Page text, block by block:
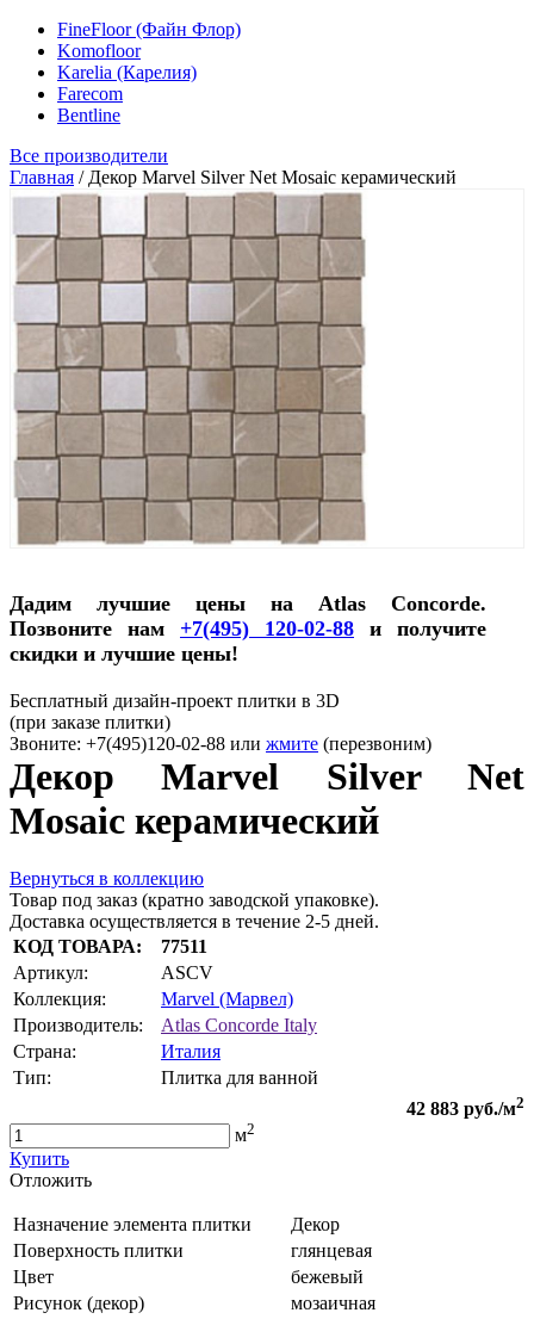
FineFloor (Файн Флор)
Komofloor
Karelia (Карелия)
Farecom
Bentline
Все производители
Главная / Декор Marvel Silver Net Mosaic керамический
Дадим лучшие цены на Atlas Concorde.
Позвоните нам +7(495) 120-02-88 и получите
скидки и лучшие цены!
Бесплатный дизайн-проект плитки в 3D
(при заказе плитки)
Звоните: +7(495)120-02-88 или жмите (перезвоним)
Декор Marvel Silver Net
Mosaic керамический
Вернуться в коллекцию
Товар под заказ (кратно заводской упаковке).
Доставка осуществляется в течение 2-5 дней.
КОД ТОВАРА:
77511
Артикул:
ASCV
Коллекция:
Marvel (Марвел)
Производитель:
Atlas Concorde Italy
Страна:
Италия
Тип:
Плитка для ванной
42 883 руб./м2
м2
Купить
Oтложить
Назначение элемента плитки
Декор
Поверхность плитки
глянцевая
Цвет
бежевый
Рисунок (декор)
мозаичная